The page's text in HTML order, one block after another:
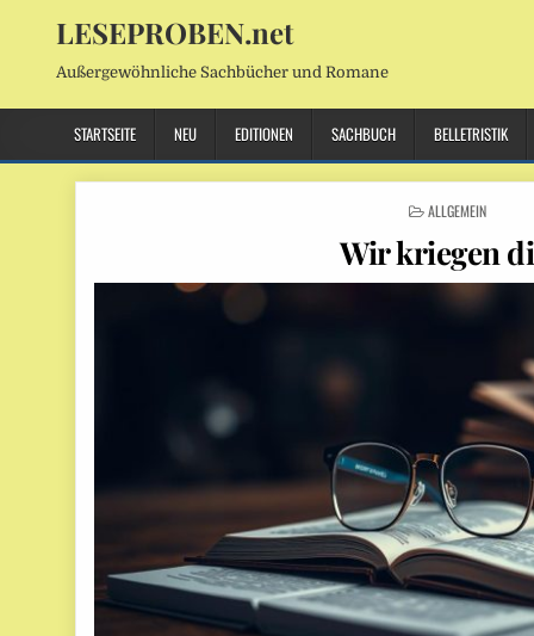
LESEPROBEN.net
Außergewöhnliche Sachbücher und Romane
STARTSEITE NEU EDITIONEN SACHBUCH BELLETRISTIK
POSTED
ALLGEMEIN
Wir kriegen